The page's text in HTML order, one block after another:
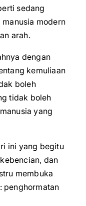
sedang
modern
arah.
dengan
kemuliaan
boleh
tidak boleh
yang
ini yang begitu
dan
membuka
penghormatan